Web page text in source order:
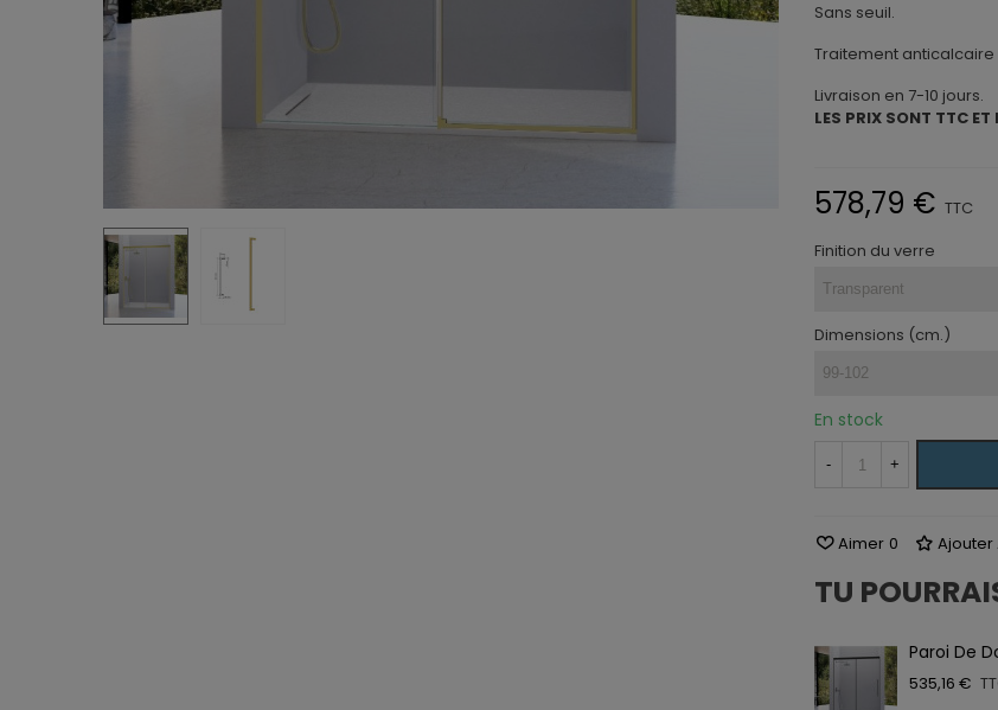
Sans seuil.
Traitement
Livraison en 7-10 jours.
LES PRIX SONT TTC
578,79 € TTC
Finition du verre
Dimensions (cm.)
En stock
- +
Aimer 0 Ajouter
TU
Paroi De
535,16 €